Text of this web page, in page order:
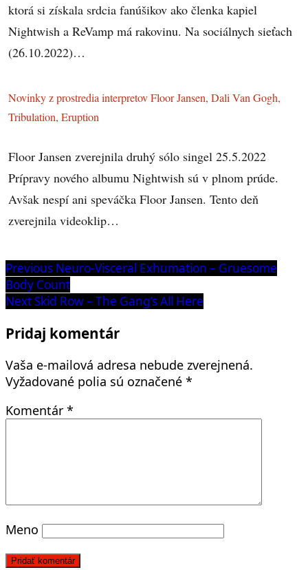
ktorá si získala srdcia fanúšikov ako členka kapiel
Nightwish a ReVamp má rakovinu. Na sociálnych sieťach
(26.10.2022)…
Novinky z prostredia interpretov Floor Jansen, Dali Van Gogh,
Tribulation, Eruption
Floor Jansen zverejnila druhý sólo singel 25.5.2022
Prípravy nového albumu Nightwish sú v plnom prúde.
Avšak nespí ani speváčka Floor Jansen. Tento deň
zverejnila videoklip…
Navigácia
v
článku
Previous Previous
post:
Neuro-Visceral Exhumation – Gruesome
Body Count
Next Next
Skid Row – The Gang’s All Here
Pridaj komentár
Vaša e-mailová adresa nebude zverejnená.
Vyžadované polia sú označené *
Komentár *
Meno